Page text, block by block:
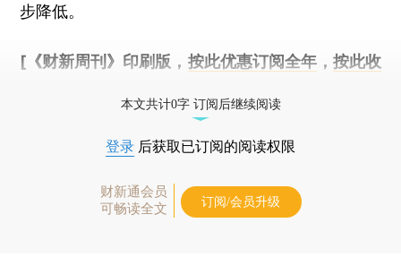
步降低。
[《财新周刊》印刷版， 按此优惠订阅全年， 按此收
本文共计0字 订阅后继续阅读
登录 后获取已订阅的阅读权限
财新通会员
可畅读全文
订阅/会员升级